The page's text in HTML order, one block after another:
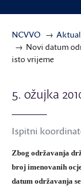
NCVVO
Novi datum
isto vrijeme
5. ožujka
Ispitni
Zbog održavanja
broj imenovanih
datum održavanja